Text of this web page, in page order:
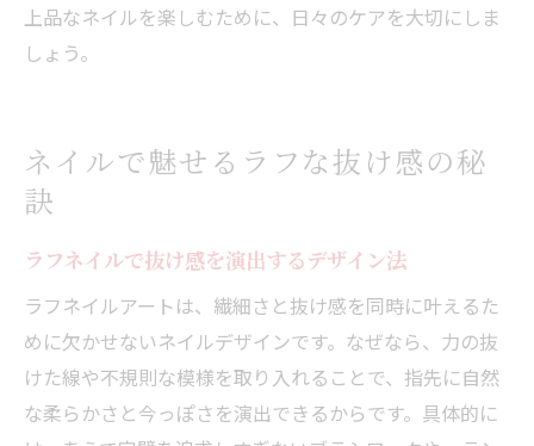
上品なネイルを楽しむために、日々のケアを大切にしま
しょう。
ネイルで魅せるラフな抜け感の秘
訣
ラフネイルで抜け感を演出するデザイン法
ラフネイルアートは、繊細さと抜け感を同時に叶えるた
めに欠かせないネイルデザインです。なぜなら、力の抜
けた線や不規則な模様を取り入れることで、指先に自然
な柔らかさと今っぽさを演出できるからです。具体的に